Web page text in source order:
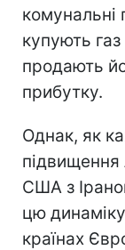
комунальні
купують
продають
прибутку.
Однак, як
підвищення
США з
цю
країнах